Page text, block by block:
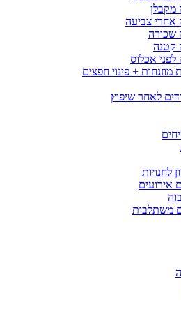
מקבלן
אחרי צביעה
שכורה
קטנה
לפני אכלוס
מוזנחות + פינוי חפצים
לאחר שיפוץ
לחנויות
אירועים
משתלבות